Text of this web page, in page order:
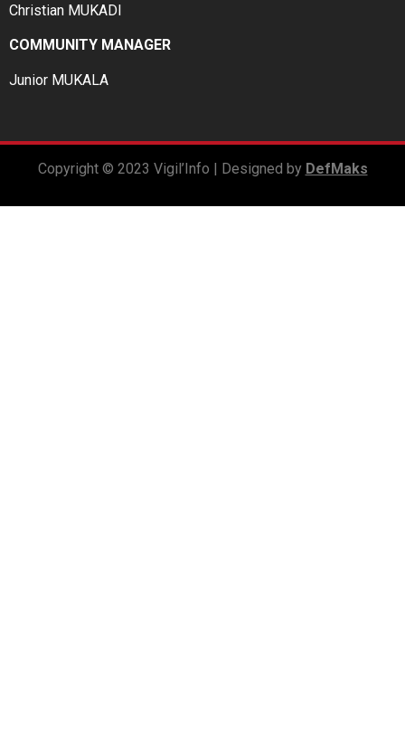
Christian MUKADI
COMMUNITY MANAGER
Junior MUKALA
Copyright © 2023 Vigil’Info | Designed by DefMaks